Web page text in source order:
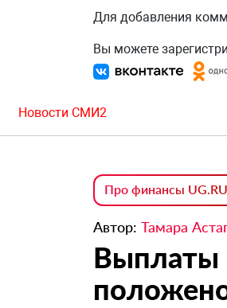
Для добавления
Вы можете
Новости СМИ2
Про финансы UG.RU
Автор: Тамара
Выплаты